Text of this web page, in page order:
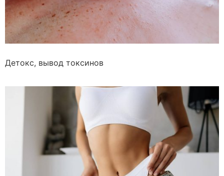
Детокс, вывод токсинов